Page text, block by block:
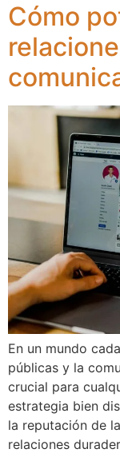
Cómo
En un mundo
públicas y la
crucial para
estrategia bien
la reputación de
relaciones